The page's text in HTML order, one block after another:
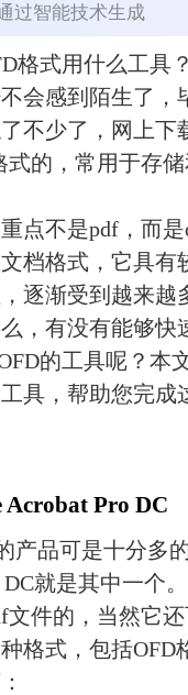
过智能技术生成
格式用什么工具
会感到陌生了，
不少了，网上下
式的，常用于存
点不是pdf，而
档格式，它具有
逐渐受到越来越
，有没有能够快
的工具呢？本
具，帮助您完成
Acrobat Pro DC
产品可是十分多
DC就是其中一个
文件的，当然它
格式，包括OFD